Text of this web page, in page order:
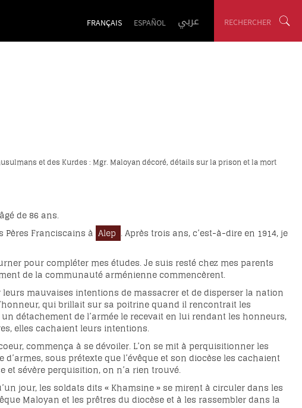
RECHERCHER
FRANÇAIS ESPAÑOL عربي
et des Kurdes : Mgr. Maloyan décoré, détails sur la prison et la mort
de 86 ans.
Pères Franciscains à Alep . Après trois ans, c’est-à-dire en 1914, je
pour compléter mes études. Je suis resté chez mes parents
de la communauté arménienne commencèrent.
mauvaises intentions de massacrer et de disperser la nation
qui brillait sur sa poitrine quand il rencontrait les
détachement de l’armée le recevait en lui rendant les honneurs,
elles cachaient leurs intentions.
commença à se dévoiler. L’on se mit à perquisitionner les
sous prétexte que l’évêque et son diocèse les cachaient
sévère perquisition, on n’a rien trouvé.
jour, les soldats dits « Khamsine » se mirent à circuler dans les
Maloyan et les prêtres du diocèse et à les rassembler dans la